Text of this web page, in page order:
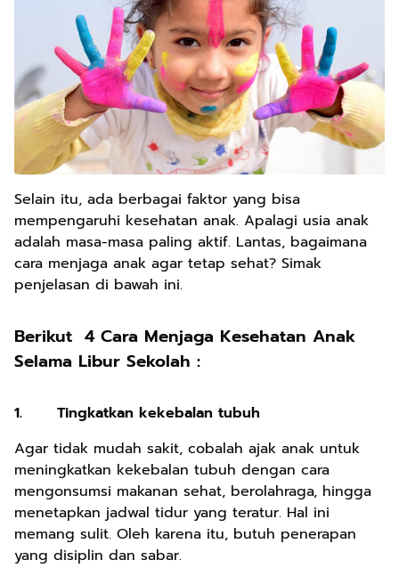
Selain itu, ada berbagai faktor yang bisa
mempengaruhi kesehatan anak. Apalagi usia anak
adalah masa-masa paling aktif. Lantas, bagaimana
cara menjaga anak agar tetap sehat? Simak
penjelasan di bawah ini.
Berikut 4 Cara Menjaga Kesehatan Anak
Selama Libur Sekolah :
1.
Tingkatkan kekebalan tubuh
Agar tidak mudah sakit, cobalah ajak anak untuk
meningkatkan kekebalan tubuh dengan cara
mengonsumsi makanan sehat, berolahraga, hingga
menetapkan jadwal tidur yang teratur. Hal ini
memang sulit. Oleh karena itu, butuh penerapan
yang disiplin dan sabar.